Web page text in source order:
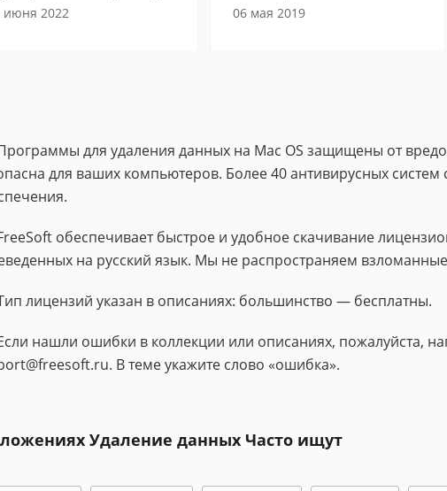
июня 2022
06 мая 2019
для удаления данных на Mac OS защищены от
для ваших компьютеров. Более 40 антивирусных систем
обеспечивает быстрое и удобное скачивание
на русский язык. Мы не распространяем
лицензий указан в описаниях: большинство — бесплатны.
нашли ошибки в коллекции или описаниях, пожалуйста,
В теме укажите слово «ошибка».
Удаление данных Часто ищут